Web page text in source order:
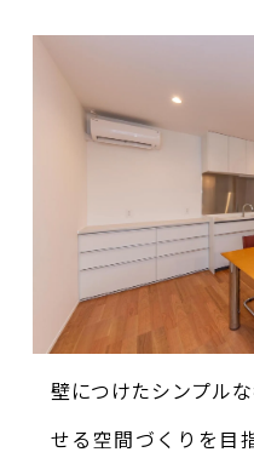
壁につけたシンプル
せる空間づくりを目